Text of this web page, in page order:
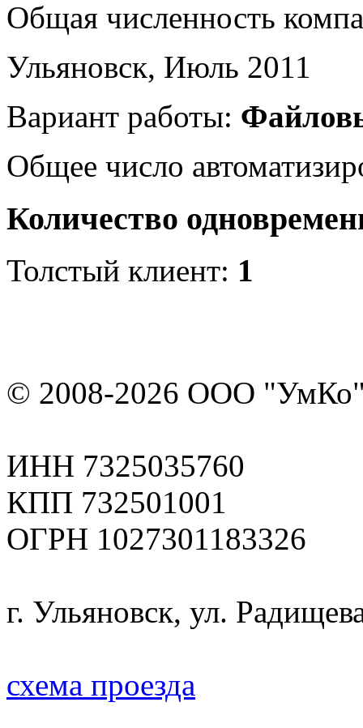
Общая численность
Ульяновск, Июль 2011
Вариант работы:
Общее число
Количество
Толстый клиент: 1
© 2008-2026 ООО
ИНН 7325035760
КПП 732501001
ОГРН 1027301183326
г. Ульяновск, ул.
схема проезда